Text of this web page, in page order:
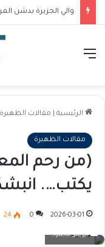
القائمة
الرئيسية مقالات الظهيرة
مقالات الظهيرة
(من رحم
يكتب….
2026-03-01
0
24
ابوبكر محمود